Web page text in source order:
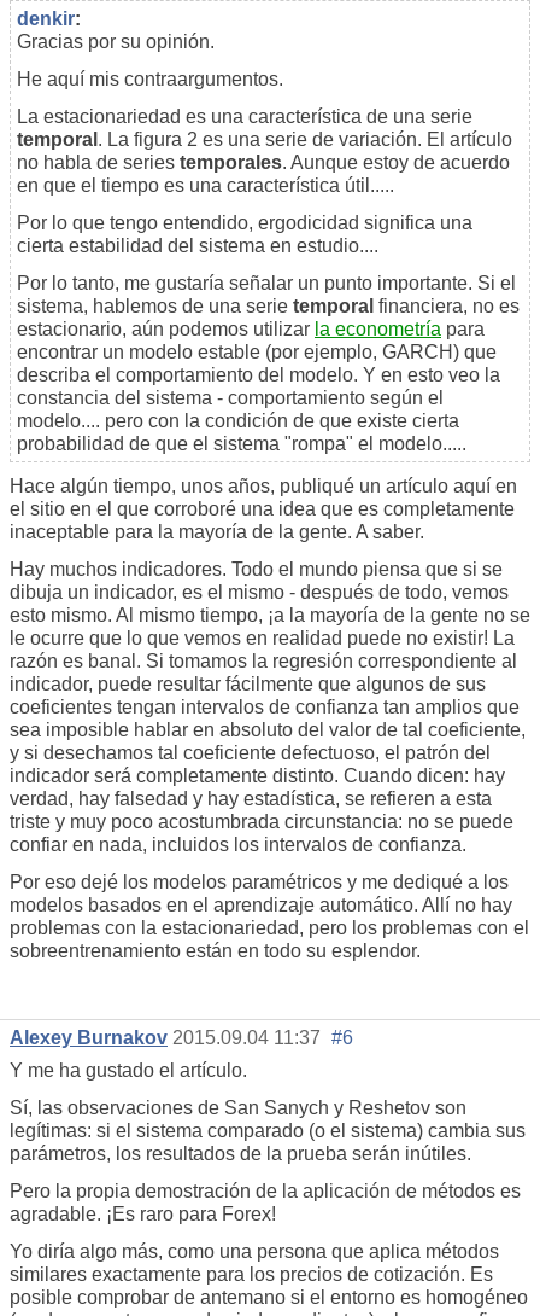
denkir:
Gracias por su opinión.
He aquí mis contraargumentos.
La estacionariedad es una característica de una serie
temporal . La figura 2 es una serie de variación. El artículo
no habla de series temporales. Aunque estoy de acuerdo
en que el tiempo es una característica útil.....
Por lo que tengo entendido, ergodicidad significa una
cierta estabilidad del sistema en estudio....
Por lo tanto, me gustaría señalar un punto importante. Si el
sistema, hablemos de una serie temporal financiera, no es
estacionario, aún podemos utilizar la econometría para
encontrar un modelo estable (por ejemplo, GARCH) que
describa el comportamiento del modelo. Y en esto veo la
constancia del sistema - comportamiento según el
modelo.... pero con la condición de que existe cierta
probabilidad de que el sistema "rompa" el modelo.....
Hace algún tiempo, unos años, publiqué un artículo aquí en
el sitio en el que corroboré una idea que es completamente
inaceptable para la mayoría de la gente. A saber.
Hay muchos indicadores. Todo el mundo piensa que si se
dibuja un indicador, es el mismo - después de todo, vemos
esto mismo. Al mismo tiempo, ¡a la mayoría de la gente no se
le ocurre que lo que vemos en realidad puede no existir! La
razón es banal. Si tomamos la regresión correspondiente al
indicador, puede resultar fácilmente que algunos de sus
coeficientes tengan intervalos de confianza tan amplios que
sea imposible hablar en absoluto del valor de tal coeficiente,
y si desechamos tal coeficiente defectuoso, el patrón del
indicador será completamente distinto. Cuando dicen: hay
verdad, hay falsedad y hay estadística, se refieren a esta
triste y muy poco acostumbrada circunstancia: no se puede
confiar en nada, incluidos los intervalos de confianza.
Por eso dejé los modelos paramétricos y me dediqué a los
modelos basados en el aprendizaje automático. Allí no hay
problemas con la estacionariedad, pero los problemas con el
sobreentrenamiento están en todo su esplendor.
Alexey Burnakov 2015.09.04 11:37 #6
Y me ha gustado el artículo.
Sí, las observaciones de San Sanych y Reshetov son
legítimas: si el sistema comparado (o el sistema) cambia sus
parámetros, los resultados de la prueba serán inútiles.
Pero la propia demostración de la aplicación de métodos es
agradable. ¡Es raro para Forex!
Yo diría algo más, como una persona que aplica métodos
similares exactamente para los precios de cotización. Es
posible comprobar de antemano si el entorno es homogéneo